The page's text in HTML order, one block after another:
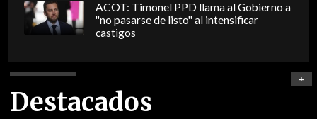
ACOT: Timonel PPD llama al Gobierno a
"no pasarse de listo" al intensificar
castigos
Destacados
+